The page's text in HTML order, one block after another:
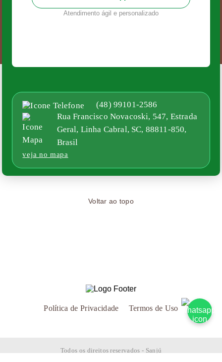
Voltar ao topo
Atendimento ágil e personalizado
(48) 99101-2586
Rua Francisco Novacoski, 547, Estrada
Geral, Linha Cabral, SC, 88811-850,
Brasil
veja no mapa
Política de Privacidade Termos de Uso
Todos os direitos reservados - Sanjú